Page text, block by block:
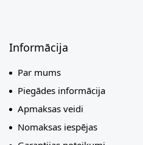
Informācija
Par mums
Piegādes informācija
Apmaksas veidi
Nomaksas iespējas